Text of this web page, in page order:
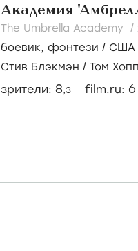
Академия
The Umbrella Academy /
боевик, фэнтези / США
Стив Блэкмэн / Том
зрители: 8,3 film.ru: 6